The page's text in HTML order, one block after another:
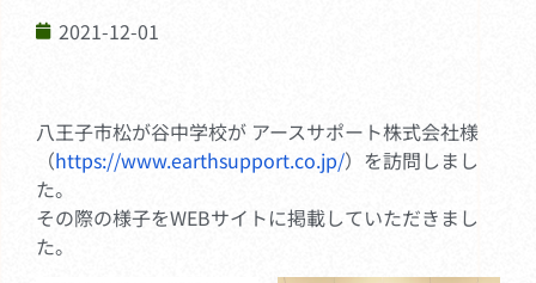
2021-12-01
八王子市松が谷中学校が アースサポート株式会社様
（https://www.earthsupport.co.jp/）を訪問しまし
た。
その際の様子をWEBサイトに掲載していただきまし
た。